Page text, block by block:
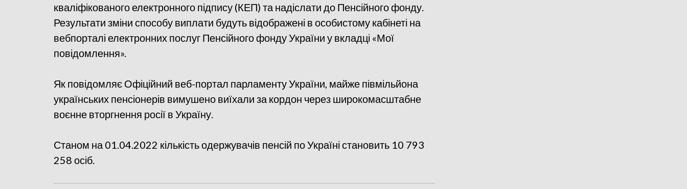
кваліфікованого електронного підпису (КЕП) та надіслати до Пенсійного фонду.
Результати зміни способу виплати будуть відображені в особистому кабінеті на
вебпорталі електронних послуг Пенсійного фонду України у вкладці «Мої
повідомлення».
Як повідомляє Офіційний веб-портал парламенту України, майже півмільйона
українських пенсіонерів вимушено виїхали за кордон через широкомасштабне
воєнне вторгнення росії в Україну.
Станом на 01.04.2022 кількість одержувачів пенсій по Україні становить 10 793
258 осіб.